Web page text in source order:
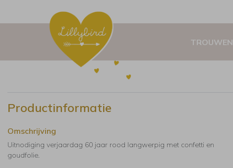
TROUWEN
Productinformatie
Omschrijving
Uitnodiging verjaardag 60 jaar rood langwerpig met confetti en
goudfolie.